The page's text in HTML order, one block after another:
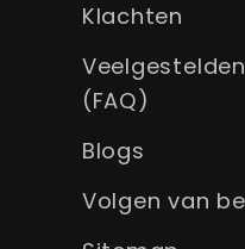
Klachten
(FAQ)
Blogs
Volgen van